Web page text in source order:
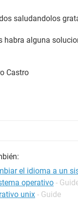
saludandolos
habra alguna
Castro
el idioma a un
operativo -
unix - Guide